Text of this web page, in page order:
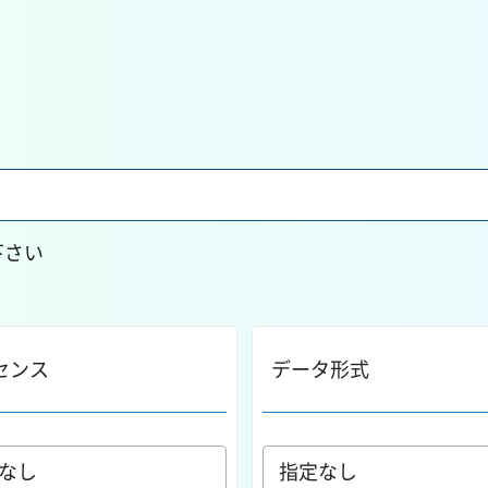
い
ンス データ形式